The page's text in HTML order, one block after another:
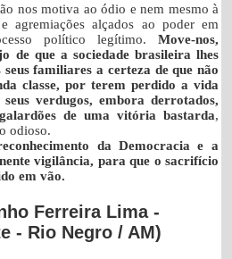
nos motiva ao ódio e nem mesmo à
agremiações alçados ao poder em
político legítimo. Move-nos,
de que a sociedade brasileira lhes
familiares a certeza de que não
classe, por terem perdido a vida
verdugos, embora derrotados,
de uma vitória bastarda,
odioso.
da Democracia e a
vigilância, para que o sacrifício
em vão.
Ferreira Lima -
- Rio Negro / AM)